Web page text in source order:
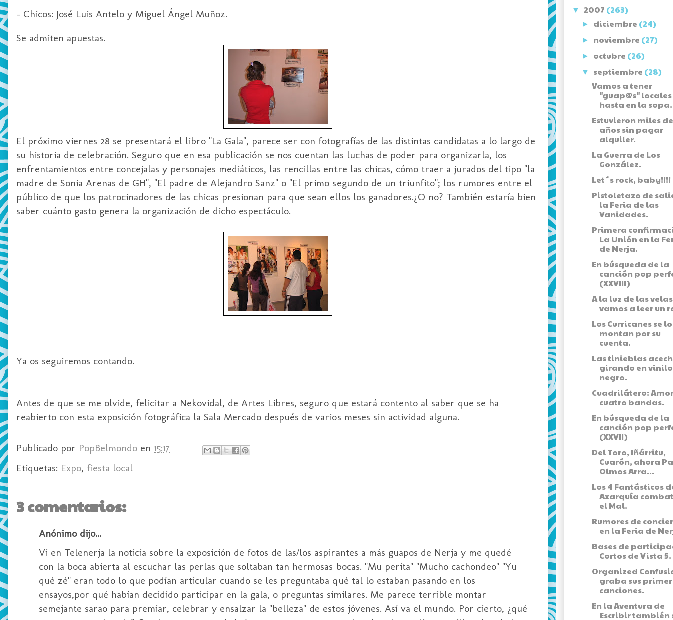
- Chicos: José Luis Antelo y Miguel Ángel Muñoz.
Se admiten apuestas.
El próximo viernes 28 se presentará el libro "La Gala", parece ser con fotografías de las distintas candidatas a lo largo de
su historia de celebración. Seguro que en esa publicación se nos cuentan las luchas de poder para organizarla, los
enfrentamientos entre concejalas y personajes mediáticos, las rencillas entre las chicas, cómo traer a jurados del tipo "la
madre de Sonia Arenas de GH", "El padre de Alejandro Sanz" o "El primo segundo de un triunfito"; los rumores entre el
público de que los patrocinadores de las chicas presionan para que sean ellos los ganadores.¿O no? También estaría bien
saber cuánto gasto genera la organización de dicho espectáculo.
Ya os seguiremos contando.
Antes de que se me olvide, felicitar a Nekovidal, de Artes Libres, seguro que estará contento al saber que se ha
reabierto con esta exposición fotográfica la Sala Mercado después de varios meses sin actividad alguna.
Publicado por PopBelmondo en 15:17
Etiquetas: Expo, fiesta local
3 comentarios:
Anónimo dijo...
Vi en Telenerja la noticia sobre la exposición de fotos de las/los aspirantes a más guapos de Nerja y me quedé
con la boca abierta al escuchar las perlas que soltaban tan hermosas bocas. "Mu perita" "Mucho cachondeo" "Yu
qué zé" eran todo lo que podían articular cuando se les preguntaba qué tal lo estaban pasando en los
ensayos,por qué habían decidido participar en la gala, o preguntas similares. Me parece terrible montar
semejante sarao para premiar, celebrar y ensalzar la "belleza" de estos jóvenes. Así va el mundo. Por cierto, ¿qué
▼ 2007 (263)
► diciembre (24)
► noviembre (27)
► octubre (26)
▼ septiembre (28)
Vamos a tener
"guap@s" locales
hasta en la sopa.
Estuvieron miles de
años sin pagar
alquiler.
La Guerra de Los
González.
Let´s rock, baby!!!!
Pistoletazo de
la Feria de las
Vanidades.
Primera
La Unión en la
de Nerja.
En búsqueda de la
canción pop
(XXVIII)
A la luz de las
vamos a leer un
Los Curricanes se lo
montan por su
cuenta.
Las tinieblas
girando en vinilo
negro.
Cuadrilátero:
cuatro bandas.
En búsqueda de la
canción pop
(XXVII)
Del Toro, Iñárritu,
Cuarón, ahora
Olmos Arra...
Los 4 Fantásticos
Axarquía
el Mal.
Rumores de
en la Feria de
Bases de
Cortos de Vista 5.
Organized
graba sus
canciones.
En la Aventura de
Escribir también